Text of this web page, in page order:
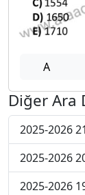
A
Diğer Ara
2025-2026
2025-2026
2025-2026